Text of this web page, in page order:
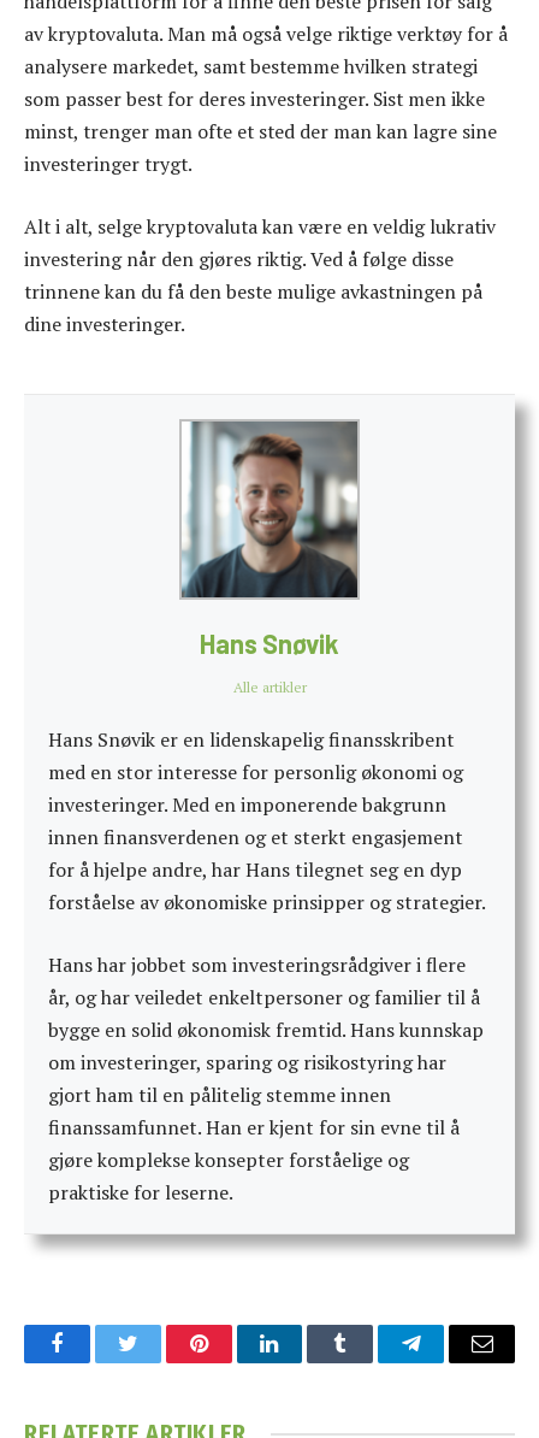
av kryptovaluta. Man må også velge riktige verktøy for å
analysere markedet, samt bestemme hvilken strategi
som passer best for deres investeringer. Sist men ikke
minst, trenger man ofte et sted der man kan lagre sine
investeringer trygt.
Alt i alt, selge kryptovaluta kan være en veldig lukrativ
investering når den gjøres riktig. Ved å følge disse
trinnene kan du få den beste mulige avkastningen på
dine investeringer.
Hans Snøvik
Alle artikler
Hans Snøvik er en lidenskapelig finansskribent
med en stor interesse for personlig økonomi og
investeringer. Med en imponerende bakgrunn
innen finansverdenen og et sterkt engasjement
for å hjelpe andre, har Hans tilegnet seg en dyp
forståelse av økonomiske prinsipper og strategier.
Hans har jobbet som investeringsrådgiver i flere
år, og har veiledet enkeltpersoner og familier til å
bygge en solid økonomisk fremtid. Hans kunnskap
om investeringer, sparing og risikostyring har
gjort ham til en pålitelig stemme innen
finanssamfunnet. Han er kjent for sin evne til å
gjøre komplekse konsepter forståelige og
praktiske for leserne.
FacebookTwitter PinterestLinkedInTumblr TelegramEmail